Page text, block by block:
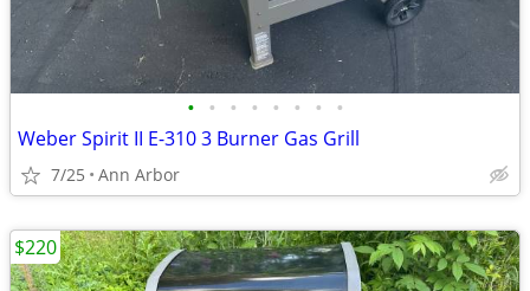
• • • • • • • •
Weber Spirit II E-310 3 Burner Gas Grill
7/25 Ann Arbor
$220